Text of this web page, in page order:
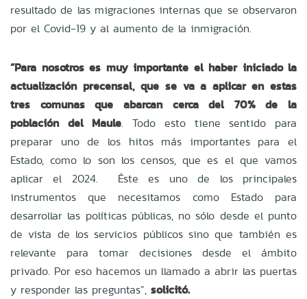
resultado de las migraciones internas que se observaron
por el Covid-19 y al aumento de la inmigración.
“Para nosotros es muy importante el haber iniciado la
actualización precensal, que se va a aplicar en estas
tres comunas que abarcan cerca del 70% de la
población del Maule. Todo esto tiene sentido para
preparar uno de los hitos más importantes para el
Estado, como lo son los censos, que es el que vamos
aplicar el 2024. Éste es uno de los principales
instrumentos que necesitamos como Estado para
desarrollar las políticas públicas, no sólo desde el punto
de vista de los servicios públicos sino que también es
relevante para tomar decisiones desde el ámbito
privado. Por eso hacemos un llamado a abrir las puertas
y responder las preguntas”, solicitó.